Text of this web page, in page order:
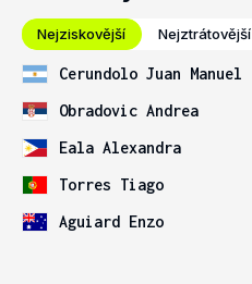
Nejziskovější Nejztrátovější
Cerundolo Juan Manuel
Obradovic Andrea
Eala Alexandra
Torres Tiago
Aguiard Enzo